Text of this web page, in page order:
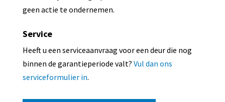
geen actie te ondernemen.
Service
Heeft u een serviceaanvraag voor een deur die nog
binnen de garantieperiode valt? Vul dan ons
serviceformulier in.